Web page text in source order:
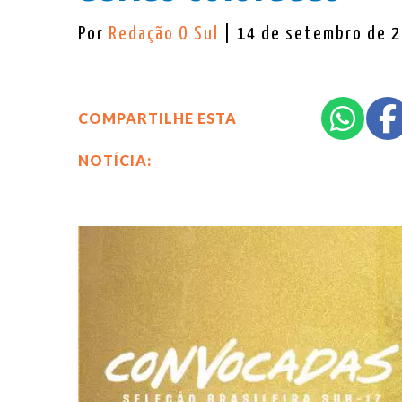
Por Redação O Sul | 14 de setembro de
COMPARTILHE ESTA
NOTÍCIA: